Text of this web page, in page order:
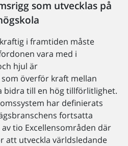
som utvecklas på
i framtiden måste
vara med i
hjul är
överför kraft mellan
bidra till en hög tillförlitlighet.
har definierats
fortsatta
tio Excellensområden där
att utveckla världsledande